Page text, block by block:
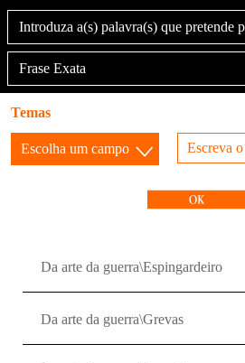
Temas
Da arte da guerra\Espingardeiro
Da arte da guerra\Grevas